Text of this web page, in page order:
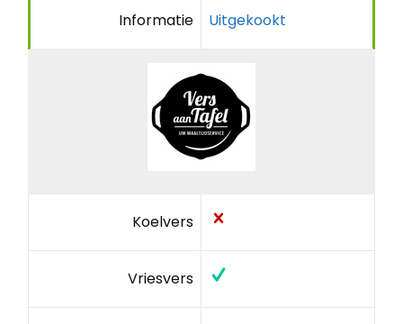
Informatie Uitgekookt
Koelvers
Vriesvers